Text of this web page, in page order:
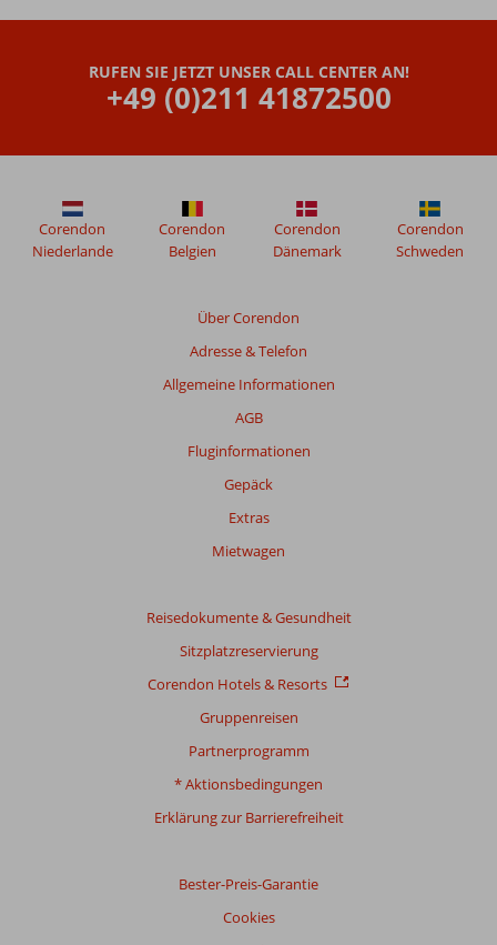
Monate
werden
nicht
mehr
RUFEN SIE JETZT UNSER CALL CENTER AN!
+49 (0)211 41872500
Über Corendon
Adresse & Telefon
Allgemeine Informationen
AGB
Fluginformationen
Gepäck
Extras
Mietwagen
Reisedokumente & Gesundheit
Sitzplatzreservierung
Corendon Hotels & Resorts
Gruppenreisen
Partnerprogramm
* Aktionsbedingungen
Erklärung zur Barrierefreiheit
Bester-Preis-Garantie
Cookies
Corendon
Niederlande
Corendon
Belgien
Corendon
Dänemark
Corendon
Schweden